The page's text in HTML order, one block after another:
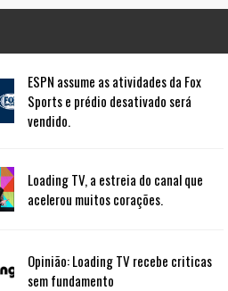
ESPN assume as atividades da Fox
Sports e prédio desativado será
vendido.
Loading TV, a estreia do canal que
acelerou muitos corações.
Opinião: Loading TV recebe criticas
sem fundamento